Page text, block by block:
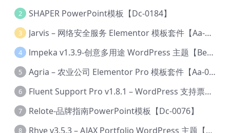
2 SHAPER PowerPoint模板【Dc-0184】
3 Jarvis – 网络安全服务 Elementor 模板套件【Aa-0035】
4 lmpeka v1.3.9-创意多用途 WordPress 主题【Be-0064】
5 Agria – 农业公司 Elementor Pro 模板套件【Aa-0003】
6 Fluent Support Pro v1.8.1 – WordPress 支持票务系统【Cc-0041】
7 Relote-品牌指南PowerPoint模板【Dc-0076】
8 Rhye v3.5.3 – AJAX Portfolio WordPress 主题【Bi-0049】